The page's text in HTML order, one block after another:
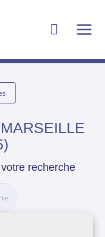
recherche